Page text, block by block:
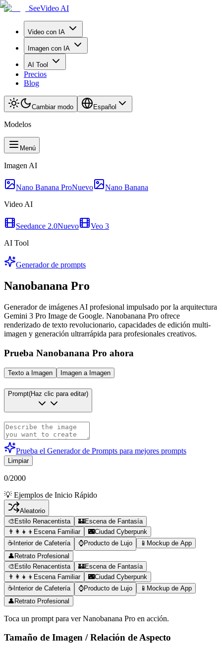
SeeVideo AI
Video con IA
Imagen con IA
AI Tool
Precios
Blog
Cambiar modo Español
Modelos
Menú
Imagen AI
Nano Banana ProNuevo
Nano Banana
Video AI
Seedance 2.0Nuevo
Veo 3
AI Tool
Generador de prompts
Nanobanana Pro
Generador de imágenes AI profesional impulsado por la arquitectura
Gemini 3 Pro Image de Google. Nanobanana Pro ofrece
renderizado de texto revolucionario, capacidades de edición multi-
imagen y generación ultrarrápida para profesionales creativos.
Prueba Nanobanana Pro ahora
Texto a Imagen Imagen a Imagen
Prompt(Haz clic para editar)
Prueba el Generador de Prompts para mejores prompts
Limpiar
0/2000
💡 Ejemplos de Inicio Rápido
Aleatorio
🎨Estilo Renacentista 🏰Escena de Fantasía
👨‍👩‍👧‍👦 Escena Familiar 🌃Ciudad Cyberpunk
☕Interior de Cafetería ⌚Producto de Lujo 📱 Mockup de App
👤Retrato Profesional
🎨Estilo Renacentista 🏰Escena de Fantasía
👨‍👩‍👧‍👦 Escena Familiar 🌃Ciudad Cyberpunk
☕Interior de Cafetería ⌚Producto de Lujo 📱 Mockup de App
👤Retrato Profesional
Toca un prompt para ver Nanobanana Pro en acción.
Tamaño de Imagen / Relación de Aspecto